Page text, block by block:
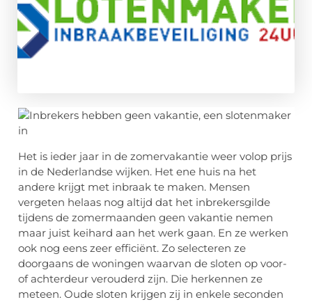
Het is ieder jaar in de zomervakantie weer volop prijs
in de Nederlandse wijken. Het ene huis na het
andere krijgt met inbraak te maken. Mensen
vergeten helaas nog altijd dat het inbrekersgilde
tijdens de zomermaanden geen vakantie nemen
maar juist keihard aan het werk gaan. En ze werken
ook nog eens zeer efficiënt. Zo selecteren ze
doorgaans de woningen waarvan de sloten op voor-
of achterdeur verouderd zijn. Die herkennen ze
meteen. Oude sloten krijgen zij in enkele seconden